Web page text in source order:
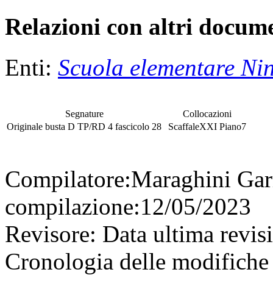
Relazioni con altri
Enti: Scuola elementare
Segnature
Originale busta D TP/RD 4 fascicolo 28
Collocazioni
ScaffaleXXI Piano7
Compilatore:Maraghini
compilazione:12/05/2023
Revisore: Data ultima
Cronologia delle